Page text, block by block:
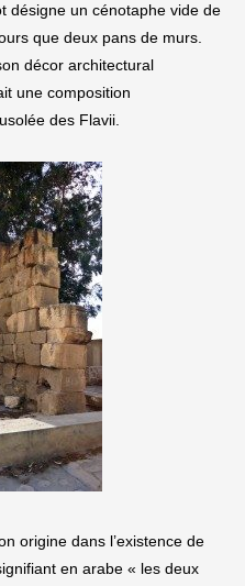
désigne un cénotaphe vide de
que deux pans de murs.
décor architectural
une composition
des Flavii.
origine dans l’existence de
en arabe « les deux